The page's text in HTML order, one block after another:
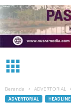
Beranda ADVERTORIAL
ADVERTORIAL HEADLINE